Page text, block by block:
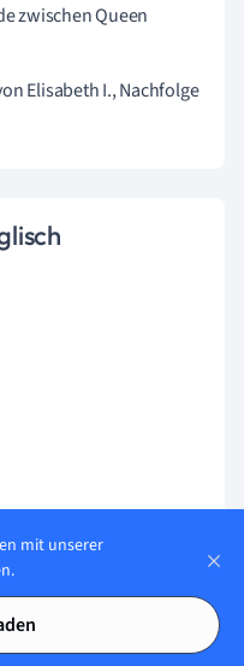
zwischen Queen
Elisabeth I., Nachfolge
mit unserer